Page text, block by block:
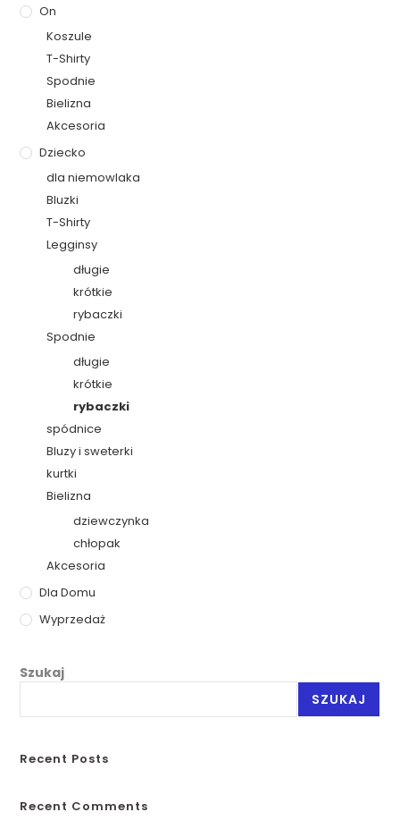
On
Koszule
T-Shirty
Spodnie
Bielizna
Akcesoria
Dziecko
dla niemowlaka
Bluzki
T-Shirty
Legginsy
długie
krótkie
rybaczki
Spodnie
długie
krótkie
rybaczki
spódnice
Bluzy i sweterki
kurtki
Bielizna
dziewczynka
chłopak
Akcesoria
Dla Domu
Wyprzedaż
Szukaj
SZUKAJ
Recent Posts
Recent Comments